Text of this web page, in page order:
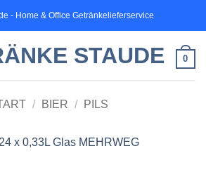
- Home & Office Getränkelieferservice
0
/ BIER / PILS